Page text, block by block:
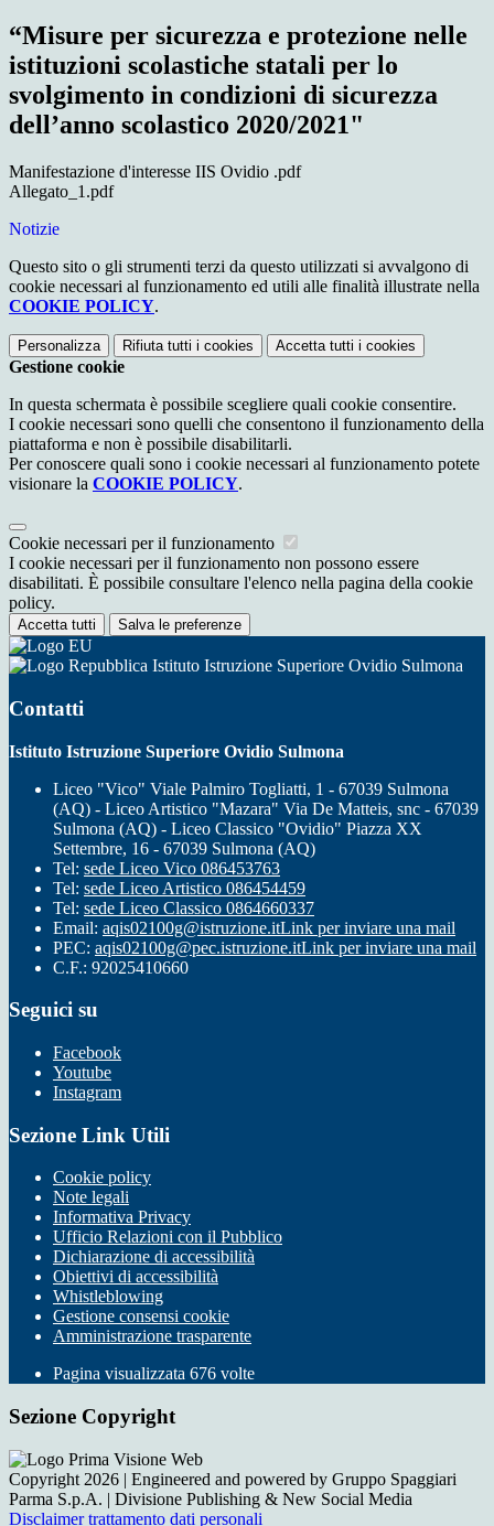
“Misure per sicurezza e protezione nelle
istituzioni scolastiche statali per lo
svolgimento in condizioni di sicurezza
dell’anno scolastico 2020/2021"
Manifestazione d'interesse IIS Ovidio .pdf
Allegato_1.pdf
Notizie
Questo sito o gli strumenti terzi da questo utilizzati si avvalgono di
cookie necessari al funzionamento ed utili alle finalità illustrate nella
COOKIE POLICY.
Personalizza Rifiuta tutti i cookies Accetta tutti i cookies
Gestione cookie
In questa schermata è possibile scegliere quali cookie consentire.
I cookie necessari sono quelli che consentono il funzionamento della
piattaforma e non è possibile disabilitarli.
Per conoscere quali sono i cookie necessari al funzionamento potete
visionare la COOKIE POLICY.
Cookie necessari per il funzionamento
I cookie necessari per il funzionamento non possono essere
disabilitati. È possibile consultare l'elenco nella pagina della cookie
policy.
Accetta tutti Salva le preferenze
Istituto Istruzione Superiore Ovidio Sulmona
Contatti
Istituto Istruzione Superiore Ovidio Sulmona
Liceo "Vico" Viale Palmiro Togliatti, 1 - 67039 Sulmona
(AQ) - Liceo Artistico "Mazara" Via De Matteis, snc - 67039
Sulmona (AQ) - Liceo Classico "Ovidio" Piazza XX
Settembre, 16 - 67039 Sulmona (AQ)
Tel: sede Liceo Vico 086453763
Tel: sede Liceo Artistico 086454459
Tel: sede Liceo Classico 0864660337
Email: aqis02100g@istruzione.itLink per inviare una mail
PEC: aqis02100g@pec.istruzione.itLink per inviare una mail
C.F.: 92025410660
Seguici su
Facebook
Youtube
Instagram
Sezione Link Utili
Cookie policy
Note legali
Informativa Privacy
Ufficio Relazioni con il Pubblico
Dichiarazione di accessibilità
Obiettivi di accessibilità
Whistleblowing
Gestione consensi cookie
Amministrazione trasparente
Pagina visualizzata 676 volte
Sezione Copyright
Copyright 2026 | Engineered and powered by Gruppo Spaggiari
Parma S.p.A. | Divisione Publishing & New Social Media
Disclaimer trattamento dati personali